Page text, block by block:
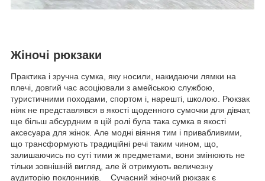
Жіночі рюкзаки
Практика і зручна сумка, яку носили, накидаючи лямки на
плечі, довгий час асоціювали з амейською службою,
туристичними походами, спортом і, нарешті, школою. Рюкзак
ніяк не представлявся в якості щоденного сумочки для дівчат,
ще більш абсурдним в цій ролі була така сумка в якості
аксесуара для жінок. Але модні віяння тим і привабливими,
що трансформують традиційні речі таким чином, що,
залишаючись по суті тими ж предметами, вони змінюють не
тільки зовнішній вигляд, але й отримують величезну
аудиторію поклонників. Сучасний жіночий рюкзак є